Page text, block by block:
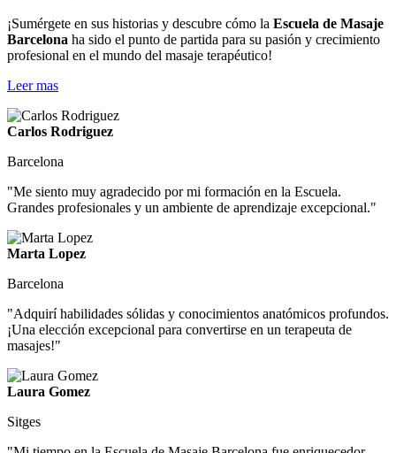
¡Sumérgete en sus historias y descubre cómo la Escuela de Masaje
Barcelona ha sido el punto de partida para su pasión y crecimiento
profesional en el mundo del masaje terapéutico!
Leer mas
Carlos Rodriguez
Barcelona
"Me siento muy agradecido por mi formación en la Escuela.
Grandes profesionales y un ambiente de aprendizaje excepcional."
Marta Lopez
Barcelona
"Adquirí habilidades sólidas y conocimientos anatómicos profundos.
¡Una elección excepcional para convertirse en un terapeuta de
masajes!"
Laura Gomez
Sitges